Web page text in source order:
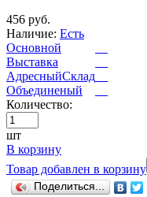
456 руб.
Наличие: Есть
Основной
Выставка
АдресныйСклад
Объединеный
Количество:
шт
В корзину
Товар добавлен в корзину
Поделиться...